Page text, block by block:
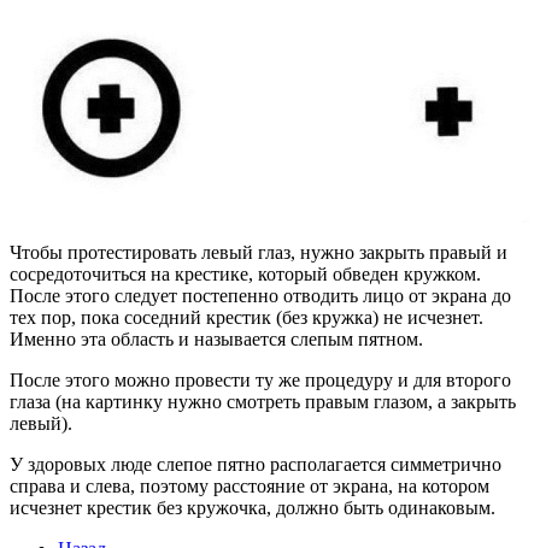
Чтобы протестировать левый глаз, нужно закрыть правый и
сосредоточиться на крестике, который обведен кружком.
После этого следует постепенно отводить лицо от экрана до
тех пор, пока соседний крестик (без кружка) не исчезнет.
Именно эта область и называется слепым пятном.
После этого можно провести ту же процедуру и для второго
глаза (на картинку нужно смотреть правым глазом, а закрыть
левый).
У здоровых люде слепое пятно располагается симметрично
справа и слева, поэтому расстояние от экрана, на котором
исчезнет крестик без кружочка, должно быть одинаковым.